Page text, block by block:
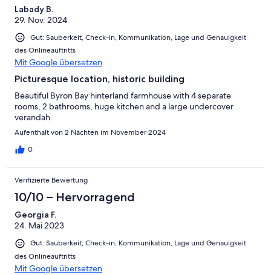
Labady B.
29. Nov. 2024
Gut: Sauberkeit, Check-in, Kommunikation, Lage und Genauigkeit
des Onlineauftritts
Mit Google übersetzen
Picturesque location, historic building
Beautiful Byron Bay hinterland farmhouse with 4 separate
rooms, 2 bathrooms, huge kitchen and a large undercover
verandah.
Aufenthalt von 2 Nächten im November 2024
0
Verifizierte Bewertung
10/10 – Hervorragend
Georgia F.
24. Mai 2023
Gut: Sauberkeit, Check-in, Kommunikation, Lage und Genauigkeit
des Onlineauftritts
Mit Google übersetzen